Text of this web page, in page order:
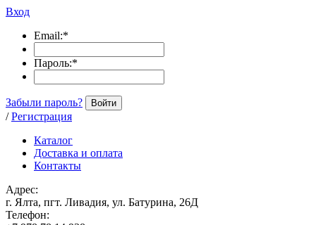
Вход
Email:*
Пароль:*
Забыли пароль? Войти
/ Регистрация
Каталог
Доставка и оплата
Контакты
Адрес:
г. Ялта, пгт. Ливадия, ул. Батурина, 26Д
Телефон: